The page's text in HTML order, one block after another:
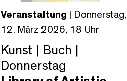
Veranstaltung | Donnerstag,
12. März 2026, 18 Uhr
Kunst | Buch |
Donnerstag